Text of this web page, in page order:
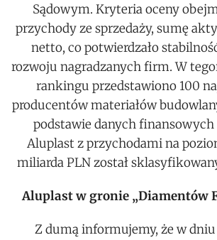
Sądowym. Kryteria oceny
przychody ze sprzedaży, sumę
netto, co potwierdzało
rozwoju nagradzanych firm. W
rankingu przedstawiono 100
producentów materiałów
podstawie danych finansowych
Aluplast z przychodami na
miliarda PLN został
Aluplast w gronie „Diamentów
Z dumą informujemy, że w